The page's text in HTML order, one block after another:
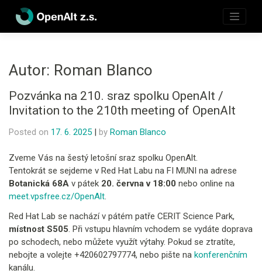
content
Autor: Roman Blanco
Pozvánka na 210. sraz spolku OpenAlt /
Invitation to the 210th meeting of OpenAlt
Posted on 17. 6. 2025 | by Roman Blanco
Zveme Vás na šestý letošní sraz spolku OpenAlt.
Tentokrát se sejdeme v Red Hat Labu na FI MUNI na adrese
Botanická 68A v pátek 20. června v 18:00 nebo online na
meet.vpsfree.cz/OpenAlt.
Red Hat Lab se nachází v pátém patře CERIT Science Park,
místnost S505. Při vstupu hlavním vchodem se vydáte doprava
po schodech, nebo můžete využít výtahy. Pokud se ztratíte,
nebojte a volejte +420602797774, nebo pište na konferenčním
kanálu.